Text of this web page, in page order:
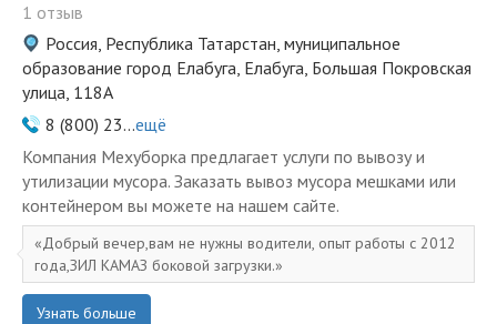
1 отзыв
Россия, Республика Татарстан, муниципальное
образование город Елабуга, Елабуга, Большая Покровская
улица, 118А
8 (800) 23...ещё
Компания Мехуборка предлагает услуги по вывозу и
утилизации мусора. Заказать вывоз мусора мешками или
контейнером вы можете на нашем сайте.
Добрый вечер,вам не нужны водители, опыт работы с 2012
года,ЗИЛ КАМАЗ боковой загрузки.
Узнать больше